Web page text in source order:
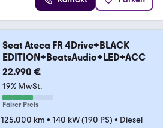
Seat Ateca FR 4Drive+BLACK
EDITION+BeatsAudio+LED+ACC
22.990 €
19% MwSt.
Fairer Preis
125.000 km • 140 kW (190 PS) • Diesel